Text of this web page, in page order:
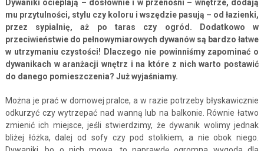
Dywaniki ocieplają – dosłownie i w przenośni – wnętrze, dodają
mu przytulności, stylu czy koloru i wszędzie pasują – od łazienki,
przez sypialnię, aż po taras czy ogród. Dodatkowo w
przeciwieństwie do pełnowymiarowych dywanów są bardzo łatwe
w utrzymaniu czystości! Dlaczego nie powinniśmy zapominać o
dywanikach w aranżacji wnętrz i na które z nich warto postawić
do danego pomieszczenia? Już wyjaśniamy.
Można je prać w domowej pralce, a w razie potrzeby błyskawicznie
odkurzyć czy wytrzepać nad wanną lub na balkonie. Równie łatwo
zmienić ich miejsce, jeśli stwierdzimy, że dywanik wolimy jednak
bliżej łóżka, dalej od sofy czy pod stolikiem, a nie obok niego.